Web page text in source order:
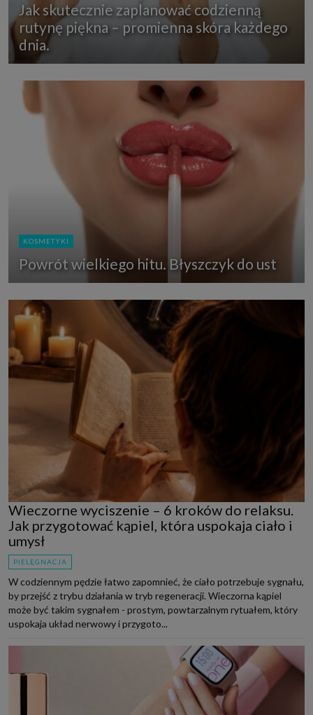
Jak skutecznie zaplanować codzienną
rutynę piękna – promienna skóra każdego
dnia.
KOSMETYKI
Powrót wielkiego hitu. Błyszczyk do ust
Wieczorne wyciszenie – 6 kroków do relaksu.
Jak przygotować kąpiel, która uspokaja ciało i
umysł
PIELĘGNACJA
W codziennym pędzie łatwo zapomnieć, że ciało potrzebuje sygnału,
by przejść z trybu działania w tryb regeneracji. Wieczorna kąpiel
może być takim sygnałem - prostym, powtarzalnym rytuałem, który
uspokaja układ nerwowy i przygoto...